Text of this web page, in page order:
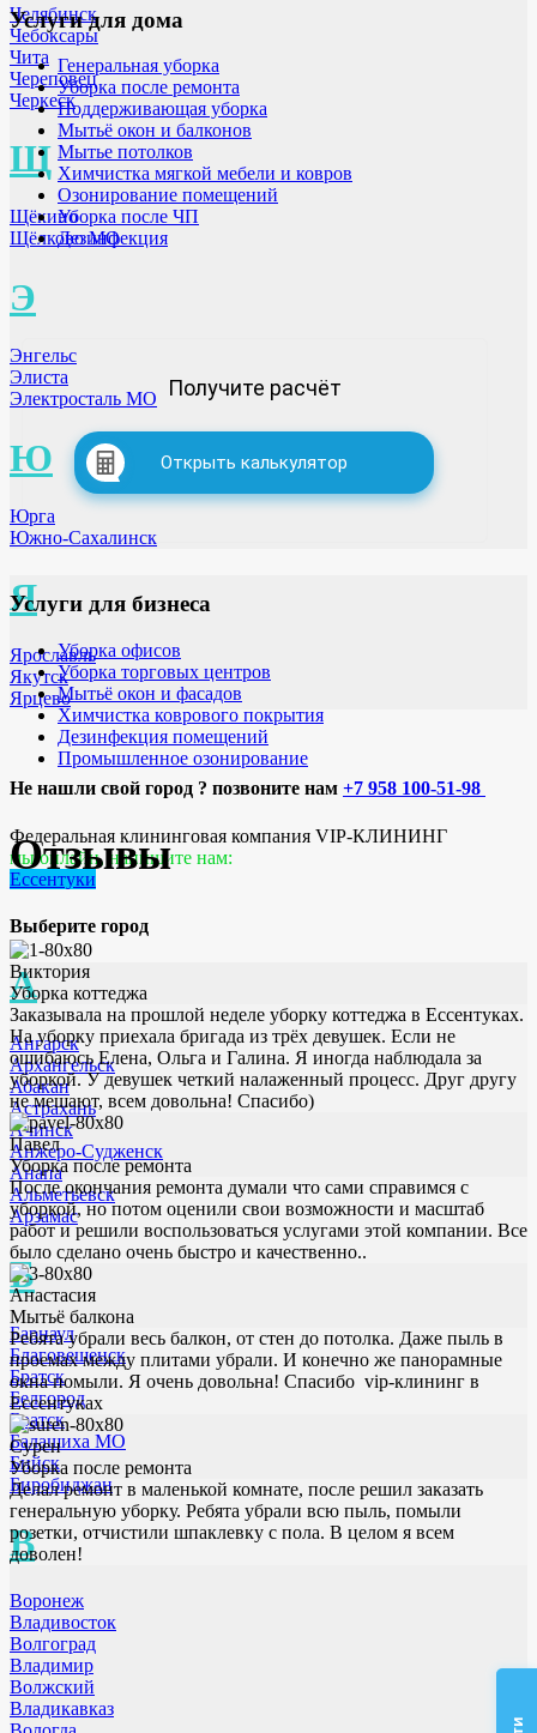
Челябинск
Чебоксары
Чита
Череповец
Черкеск
Щ
Щёкино
Щёлково МО
Э
Энгельс
Элиста
Электросталь МО
Ю
Юрга
Южно-Сахалинск
Я
Ярославль
Якутск
Ярцево
Не нашли свой город ? позвоните нам +7 958 100-51-98
Федеральная клининговая компания VIP-КЛИНИНГ
мы онлайн, напишите нам:
Ессентуки
Выберите город
А
Ангарск
Архангельск
Абакан
Астрахань
Ачинск
Анжеро-Судженск
Анапа
Альметьевск
Арзамас
Б
Барнаул
Благовещенск
Братск
Белгород
Братск
Балашиха МО
Бийск
Биробиджан
В
Воронеж
Владивосток
Волгоград
Владимир
Волжский
Владикавказ
Услуги для дома
Генеральная уборка
Уборка после ремонта
Поддерживающая уборка
Мытьё окон и балконов
Мытье потолков
Химчистка мягкой мебели и ковров
Озонирование помещений
Уборка после ЧП
Дезинфекция
Получите расчёт
Открыть калькулятор
Услуги для бизнеса
Уборка офисов
Уборка торговых центров
Мытьё окон и фасадов
Химчистка коврового покрытия
Дезинфекция помещений
Промышленное озонирование
Отзывы
Виктория
Уборка коттеджа
Заказывала на прошлой неделе уборку коттеджа в Ессентуках.
На уборку приехала бригада из трёх девушек. Если не
ошибаюсь Елена, Ольга и Галина. Я иногда наблюдала за
уборкой. У девушек четкий налаженный процесс. Друг другу
не мешают, всем довольна! Спасибо)
Павел
Уборка после ремонта
После окончания ремонта думали что сами справимся с
уборкой, но потом оценили свои возможности и масштаб
работ и решили воспользоваться услугами этой компании. Все
было сделано очень быстро и качественно..
Анастасия
Мытьё балкона
Ребята убрали весь балкон, от стен до потолка. Даже пыль в
проемах между плитами убрали. И конечно же панорамные
окна помыли. Я очень довольна! Спасибо vip-клининг в
Ессентуках
Сурен
Уборка после ремонта
Делал ремонт в маленькой комнате, после решил заказать
генеральную уборку. Ребята убрали всю пыль, помыли
розетки, отчистили шпаклевку с пола. В целом я всем
доволен!